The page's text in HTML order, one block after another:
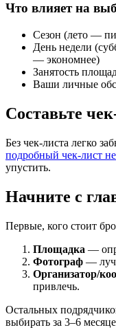
Что влияет на
Сезон (лето —
День недели
— экономнее)
Занятость
Ваши личные
Составьте
Без чек-листа легко
подробный чек-лист
упустить.
Начните с
Первые, кого стоит
Площадка —
Фотограф —
Организатор/
привлечь.
Остальных
выбирать за 3–6